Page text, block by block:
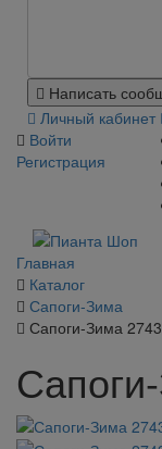
Написать
Личный кабинет
Войти
Регистрация
Главная
Каталог
Сапоги-Зима
Сапоги-Зима